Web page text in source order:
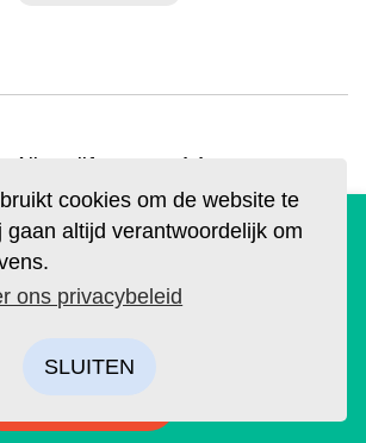
cookies om de website te
gaan altijd verantwoordelijk om
ons privacybeleid
SLUITEN
Actueel
douche, geen
geen adem
het Markermeer, een serie
Lees Hard//hoofd nu ook op
exemplaar van de eerste editie, met
drie covers ontworpen. Kies je